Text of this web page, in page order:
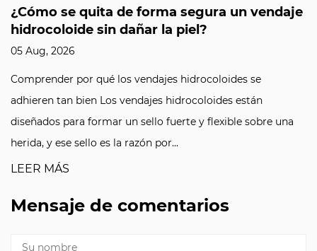
¿Cómo se quita de forma segura un vendaje
hidrocoloide sin dañar la piel?
05 Aug, 2026
Comprender por qué los vendajes hidrocoloides se
adhieren tan bien Los vendajes hidrocoloides están
diseñados para formar un sello fuerte y flexible sobre una
herida, y ese sello es la razón por...
LEER MÁS
Mensaje de comentarios